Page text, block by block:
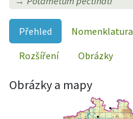
Přehled Nomenklatura
Rozšíření
Obrázky
Obrázky a mapy